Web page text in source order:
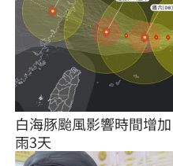
白海豚颱風影響時間增
雨3天